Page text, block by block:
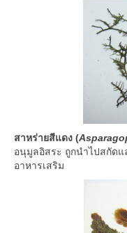
สาหร่ายสีแดง (
อนุมูลอิสระ ถูกนำไปสกัดแ
อาหารเสริม